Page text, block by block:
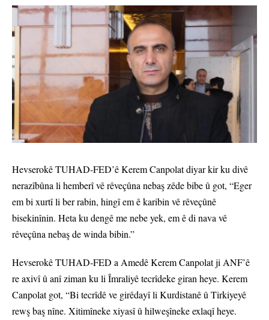
Hevserokê TUHAD-FED’ê Kerem Canpolat diyar kir ku divê
nerazîbûna li hemberî vê rêveçûna nebaş zêde bibe û got, “Eger
em bi xurtî li ber rabin, hingî em ê karibin vê rêveçûnê
bisekinînin. Heta ku dengê me nebe yek, em ê di nava vê
rêveçûna nebaş de winda bibin.”
Hevserokê TUHAD-FED a Amedê Kerem Canpolat ji ANF’ê
re axivî û anî ziman ku li Îmraliyê tecrîdeke giran heye. Kerem
Canpolat got, “Bi tecrîdê ve girêdayî li Kurdistanê û Tirkiyeyê
rewş baş nîne. Xitimîneke xiyasî û hilweşîneke exlaqî heye.